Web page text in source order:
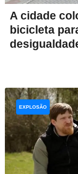
A cidade
bicicleta
EXPLOSÃO